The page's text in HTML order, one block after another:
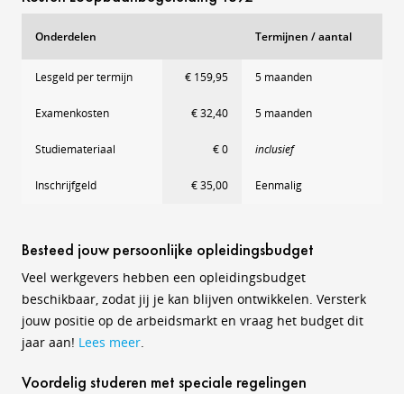
Onderdelen Termijnen / aantal
Lesgeld per termijn € 159,95 5 maanden
Examenkosten € 32,40 5 maanden
Studiemateriaal € 0 inclusief
Inschrijfgeld € 35,00 Eenmalig
Besteed jouw persoonlijke opleidingsbudget
Veel werkgevers hebben een opleidingsbudget
beschikbaar, zodat jij je kan blijven ontwikkelen. Versterk
jouw positie op de arbeidsmarkt en vraag het budget dit
jaar aan! Lees meer.
Voordelig studeren met speciale regelingen